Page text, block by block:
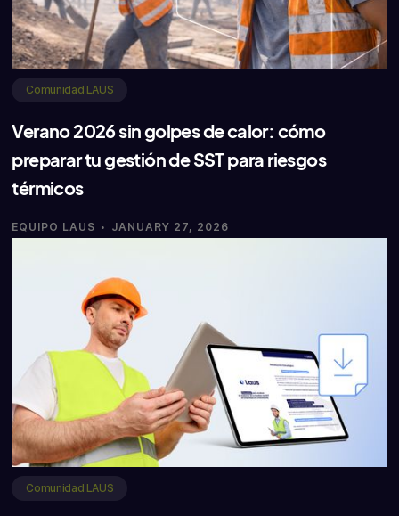
Comunidad LAUS
Verano 2026 sin golpes de calor: cómo
preparar tu gestión de SST para riesgos
térmicos
EQUIPO LAUS · JANUARY 27, 2026
Comunidad LAUS